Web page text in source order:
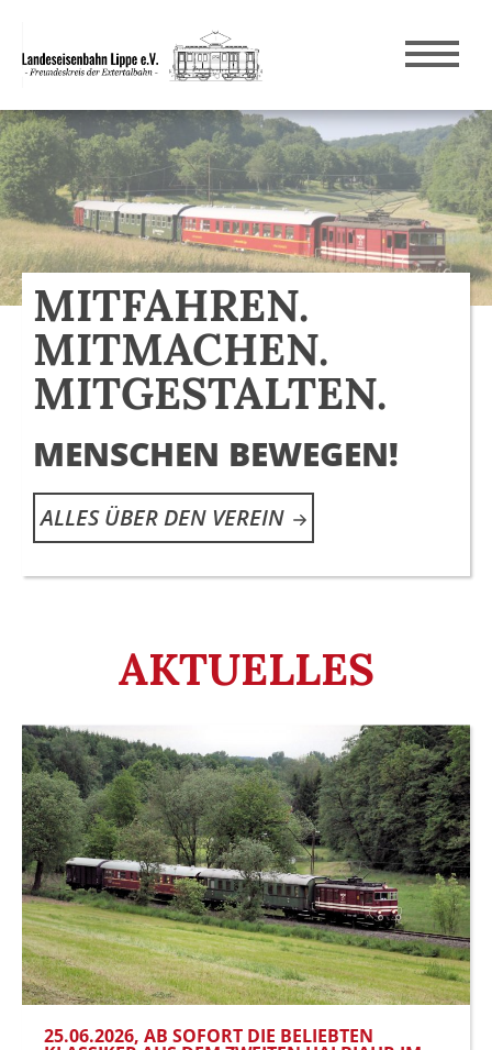
MITFAHREN.
MITMACHEN.
MITGESTALTEN.
MENSCHEN BEWEGEN!
ALLES ÜBER DEN VEREIN
MITFAHREN.
MITMACHEN.
MITGESTALTEN.
MENSCHEN BEWEGEN!
ALLES ÜBER DEN VEREIN
MITFAHREN.
MITMACHEN.
MITGESTALTEN.
MENSCHEN BEWEGEN!
ALLES ÜBER DEN VEREIN
AKTUELLES
25.06.2026, AB SOFORT DIE BELIEBTEN